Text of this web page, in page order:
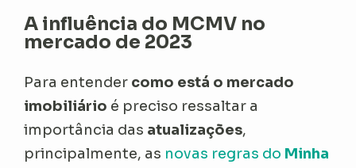
A influência do MCMV no
mercado de 2023
Para entender como está o mercado
imobiliário é preciso ressaltar a
importância das atualizações,
principalmente, as novas regras do Minha